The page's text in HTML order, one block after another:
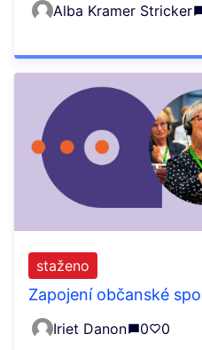
Alba Kramer Stricker
Zapojení občanské
staženo
Iriet Danon 0 0